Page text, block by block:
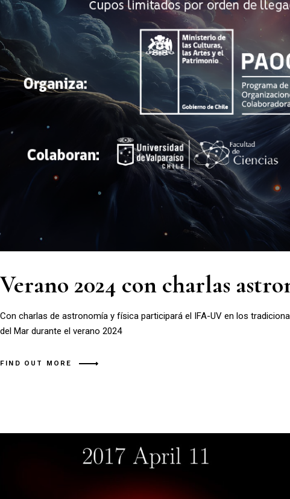
Verano 2024 con charlas
Con charlas de astronomía y física participará el IFA-UV en los
del Mar durante el verano 2024
FIND OUT MORE